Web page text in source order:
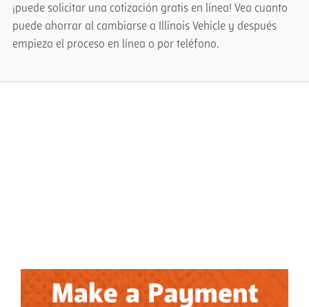
¡puede solicitar una cotización gratis en línea! Vea cuanto
puede ahorrar al cambiarse a Illinois Vehicle y después
empieza el proceso en línea o por teléfono.